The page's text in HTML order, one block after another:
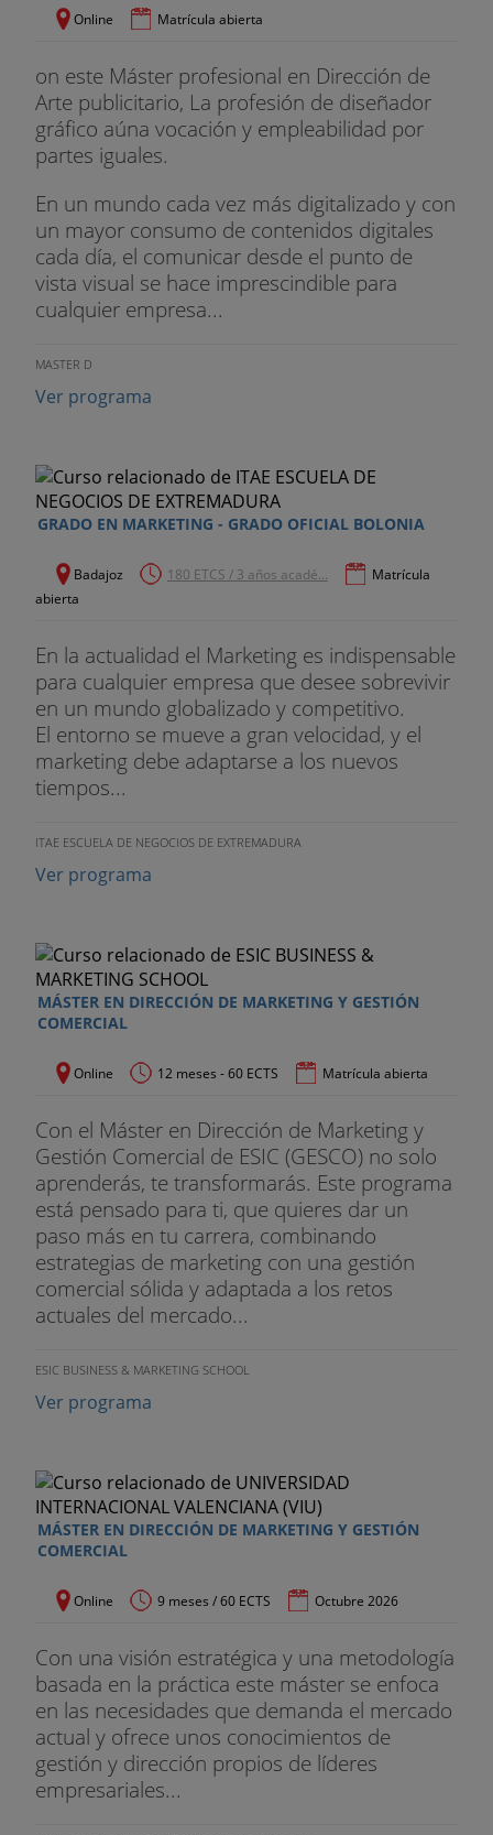
OPTATIVA 2
SIMULADOR DE MARKETING
PRÁCTICAS EXTERNAS
TRABAJO FIN DE GRADO
DIPLOMA DE HABILIDADES DIRECTIVAS
· PRIMER CURSO
ENGLISH FOR BUSINESS II
· SEGUNDO CURSO
ENGLISH FOR BUSINESS III
ENGLISH FOR BUSINESS IV
INFORMÁTICA II
· TERCER CURSO
INFORMÁTICA III
HABILIDADES DE COMUNICACIÓN Y
· CUARTO CURSO
HABILIDADES PARA LA GESTIÓN DE PROYECTOS
DIPLOMA DE HERRAMIENTAS DIGITALES Y
· PRIMER CURSO
Planificación de proyectos: Ms Project
Edición Digital de Imagen: Photoshop
Diseño Vectorial e Infografía: Illustrator
Narrativa Audiovisual y Edición Vídeo: Premiere
· SEGUNDO CURSO
Motion Graphics y 3D: After Effects
Creación Páginas Web: WordPress
Antropología
· TERCER CURSO
SEO, SEM y ASO: Google Tools, Semrush, Sistrix
Creación e-Commerce: Prstashop, Magento
Auditoría SEO: Screamming Frog, SEO meta in one
click
Pensamiento Social Cristiano
Online Matrícula abierta
on este Máster profesional en Dirección de
Arte publicitario, La profesión de diseñador
gráfico aúna vocación y empleabilidad por
partes iguales.
En un mundo cada vez más digitalizado y con
un mayor consumo de contenidos digitales
cada día, el comunicar desde el punto de
vista visual se hace imprescindible para
cualquier empresa...
MASTER D
Ver programa
GRADO EN MARKETING - GRADO OFICIAL BOLONIA
Badajoz 180 ETCS / 3 años acadé...
Matrícula
abierta
En la actualidad el Marketing es indispensable
para cualquier empresa que desee sobrevivir
en un mundo globalizado y competitivo.
El entorno se mueve a gran velocidad, y el
marketing debe adaptarse a los nuevos
tiempos...
ITAE ESCUELA DE NEGOCIOS DE EXTREMADURA
Ver programa
MÁSTER EN DIRECCIÓN DE MARKETING Y GESTIÓN
COMERCIAL
Online 12 meses - 60 ECTS Matrícula abierta
Con el Máster en Dirección de Marketing y
Gestión Comercial de ESIC (GESCO) no solo
aprenderás, te transformarás. Este programa
está pensado para ti, que quieres dar un
paso más en tu carrera, combinando
estrategias de marketing con una gestión
comercial sólida y adaptada a los retos
actuales del mercado...
ESIC BUSINESS & MARKETING SCHOOL
Ver programa
MÁSTER EN DIRECCIÓN DE MARKETING Y GESTIÓN
COMERCIAL
Online 9 meses / 60 ECTS Octubre 2026
Con una visión estratégica y una metodología
basada en la práctica este máster se enfoca
en las necesidades que demanda el mercado
actual y ofrece unos conocimientos de
gestión y dirección propios de líderes
empresariales...